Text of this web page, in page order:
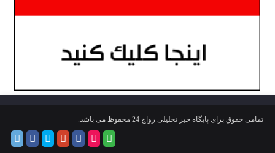
تمامی حقوق برای پایگاه خبر تحلیلی رواج 24 محفوظ می باشد.